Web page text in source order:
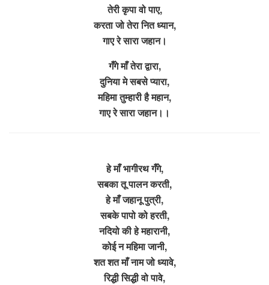
तेरी कृपा वो पाए,
करता जो तेरा नित ध्यान,
गाए रे सारा जहान।
गँगे माँ तेरा द्वारा,
दुनिया मे सबसे प्यारा,
महिमा तुम्हारी है महान,
गाए रे सारा जहान।।
हे माँ भागीरथ गँगे,
सबका तू पालन करती,
हे माँ जहानू पुत्री,
सबके पापो को हरती,
नदियो की हे महारानी,
कोई न महिमा जानी,
शत शत माँ नाम जो ध्यावे,
रिद्धी सिद्धी वो पावे,